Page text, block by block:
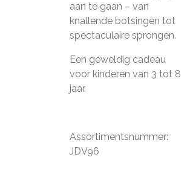
aan te gaan – van
knallende botsingen tot
spectaculaire sprongen.
Een geweldig cadeau
voor kinderen van 3 tot 8
jaar.
Assortimentsnummer:
JDV96